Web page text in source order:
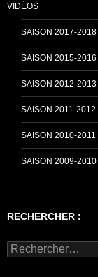
VIDÉOS
SAISON 2017-2018
SAISON 2015-2016
SAISON 2012-2013
SAISON 2011-2012
SAISON 2010-2011
SAISON 2009-2010
RECHERCHER :
Rechercher :